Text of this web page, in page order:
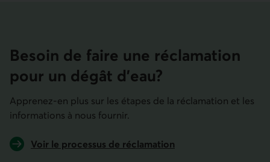
Besoin de faire une réclamation
pour un dégât d’eau?
Apprenez-en plus sur les étapes de la réclamation et les
informations à nous fournir.
Voir le processus de réclamation